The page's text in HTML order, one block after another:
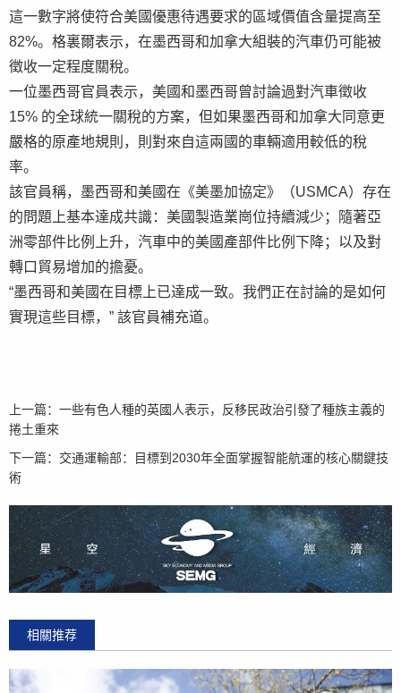
這一數字將使符合美國優惠待遇要求的區域價值含量提高至
82%。格裏爾表示，在墨西哥和加拿大組裝的汽車仍可能被
徵收一定程度關稅。
一位墨西哥官員表示，美國和墨西哥曾討論過對汽車徵收
15% 的全球統一關稅的方案，但如果墨西哥和加拿大同意更
嚴格的原產地規則，則對來自這兩國的車輛適用較低的稅
率。
該官員稱，墨西哥和美國在《美墨加協定》（USMCA）存在
的問題上基本達成共識：美國製造業崗位持續減少；隨著亞
洲零部件比例上升，汽車中的美國產部件比例下降；以及對
轉口貿易增加的擔憂。
“墨西哥和美國在目標上已達成一致。我們正在討論的是如何
實現這些目標，” 該官員補充道。
上一篇： 一些有色人種的英國人表示，反移民政治引發了種族主義的
捲土重來
下一篇： 交通運輸部：目標到2030年全面掌握智能航運的核心關鍵技
術
相關推荐